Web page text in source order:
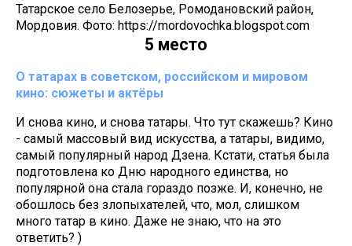
Татарское село Белозерье, Ромодановский район,
Мордовия. Фото: https://mordovochka.blogspot.com
5 место
О татарах в советском, российском и мировом
кино: сюжеты и актёры
И снова кино, и снова татары. Что тут скажешь? Кино
- самый массовый вид искусства, а татары, видимо,
самый популярный народ Дзена. Кстати, статья была
подготовлена ко Дню народного единства, но
популярной она стала гораздо позже. И, конечно, не
обошлось без злопыхателей, что, мол, слишком
много татар в кино. Даже не знаю, что на это
ответить? )